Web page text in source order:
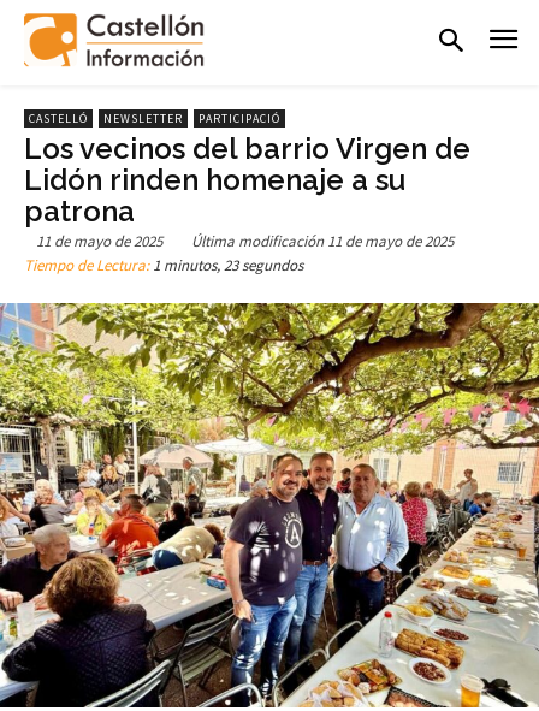
CASTELLÓ NEWSLETTER PARTICIPACIÓ
Los vecinos del barrio Virgen de
Lidón rinden homenaje a su
patrona
11 de mayo de 2025 Última modificación 11 de mayo de 2025
Tiempo de Lectura:1 minutos, 23 segundos